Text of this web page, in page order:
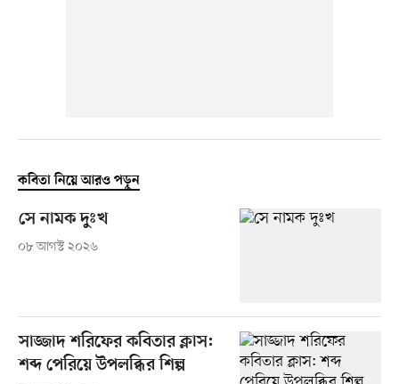
কবিতা নিয়ে আরও পড়ুন
সে নামক দুঃখ
০৮ আগস্ট ২০২৬
সাজ্জাদ শরিফের কবিতার ক্লাস:
শব্দ পেরিয়ে উপলব্ধির শিল্প